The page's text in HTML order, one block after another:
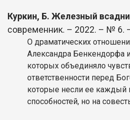
Куркин, Б. Железный
современник. – 2022. – № 6.
О драматических
Александра Бенкендорфа
которых объединяло
ответственности перед
которые несли ее каждый
способностей, но на